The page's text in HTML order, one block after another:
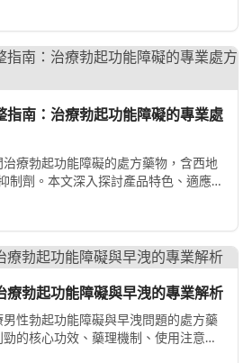
指南：治療勃起功能障礙的專業處
療勃起功能障礙的處方藥物，含西地
制劑。本文深入探討產品特色、適應
療勃起功能障礙與早洩的專業解析
性勃起功能障礙與早洩問題的處方藥
的核心功效、藥理機制、使用注意事